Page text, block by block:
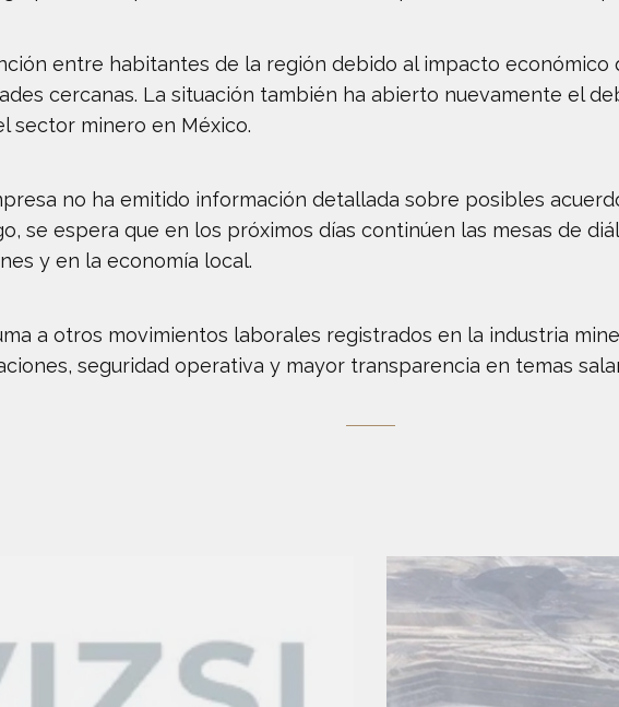
entre habitantes de la región debido al impacto
cercanas. La situación también ha abierto nuevamente el
sector minero en México.
no ha emitido información detallada sobre posibles
se espera que en los próximos días continúen las mesas de
y en la economía local.
a otros movimientos laborales registrados en la industria
seguridad operativa y mayor transparencia en temas